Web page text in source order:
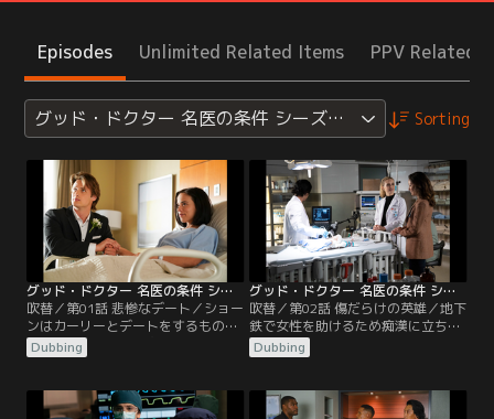
Episodes Unlimited Related Items PPV Related
グッド・ドクター 名医の条件 シーズン3 Sorting
グッド・ドクター 名医の条件 シーズン3 第01話／吹替
吹替／第01話 悲惨なデート／ショー
ンはカーリーとデートをするもの
の、予測外のことが次々と起こり、
デートを楽しむことができなかっ
得ることの価値を伝えるが、割に合
わないと言う。病院にはウェディン
Dubbing
グッド・ドクター 名医の条件 シーズン3 第02話／吹替
吹替／第02話 傷だらけの英雄／地下
鉄で女性を助けるため痴漢に立ち向
かい、スケボーで殴られ頬と顎に大
ケガを負った青年ジョシュのため、
いつき、その手術は見事に成功す
る。クレアは家へ転がり込んできた
Dubbing